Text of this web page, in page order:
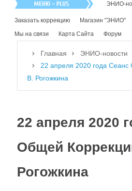
Книга
Обучение
ЭНИО-
Заказать коррекцию Магазин "ЭНИО"
Мы на связи
Карта Сайта Форум
Главная
ЭНИО-новости
22 апреля 2020 года
В. Рогожкина
22 апреля 2020
Общей
Рогожкина